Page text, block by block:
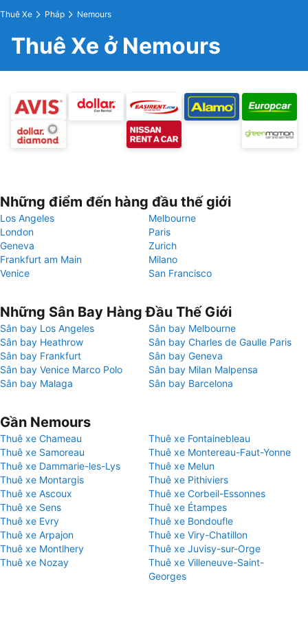
Thuê Xe Pháp Nemours
Thuê Xe ở Nemours
Những điểm đến hàng đầu thế giới
Los Angeles
Melbourne
London
Paris
Geneva
Zurich
Frankfurt am Main
Milano
Venice
San Francisco
Những Sân Bay Hàng Đầu Thế Giới
Sân bay Los Angeles
Sân bay Melbourne
Sân bay Heathrow
Sân bay Charles de Gaulle Paris
Sân bay Frankfurt
Sân bay Geneva
Sân bay Venice Marco Polo
Sân bay Milan Malpensa
Sân bay Malaga
Sân bay Barcelona
Gần Nemours
Thuê xe Chameau
Thuê xe Fontainebleau
Thuê xe Samoreau
Thuê xe Montereau-Faut-Yonne
Thuê xe Dammarie-les-Lys
Thuê xe Melun
Thuê xe Montargis
Thuê xe Pithiviers
Thuê xe Ascoux
Thuê xe Corbeil-Essonnes
Thuê xe Sens
Thuê xe Étampes
Thuê xe Evry
Thuê xe Bondoufle
Thuê xe Arpajon
Thuê xe Viry-Chatillon
Thuê xe Montlhery
Thuê xe Juvisy-sur-Orge
Thuê xe Nozay
Thuê xe Villeneuve-Saint-
Georges